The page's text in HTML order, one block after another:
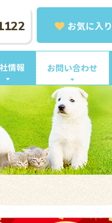
お気に入り
情報 お問い合わせ